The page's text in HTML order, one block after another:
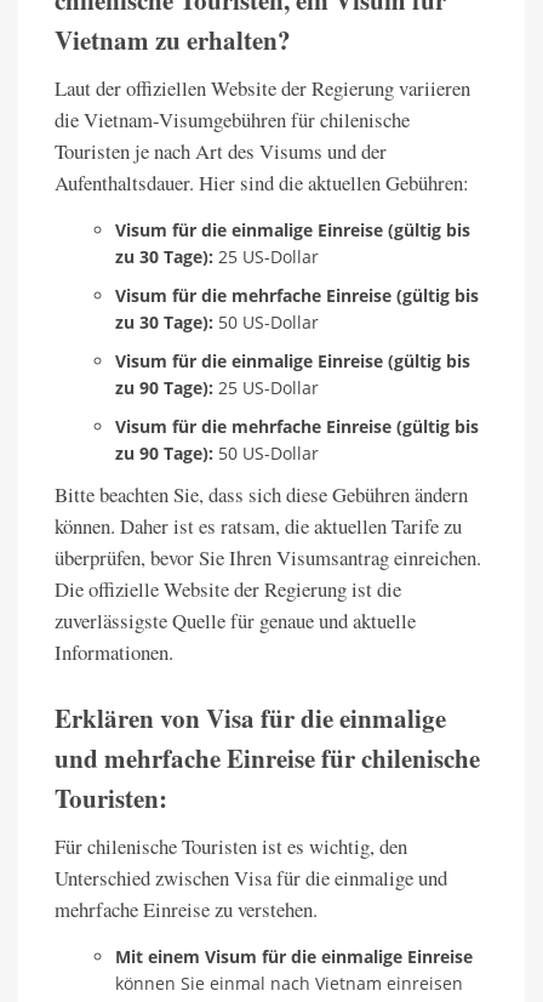
Vietnam zu erhalten?
Laut der offiziellen Website der Regierung variieren
die Vietnam-Visumgebühren für chilenische
Touristen je nach Art des Visums und der
Aufenthaltsdauer. Hier sind die aktuellen Gebühren:
Visum für die einmalige Einreise (gültig bis
zu 30 Tage): 25 US-Dollar
Visum für die mehrfache Einreise (gültig bis
zu 30 Tage): 50 US-Dollar
Visum für die einmalige Einreise (gültig bis
zu 90 Tage): 25 US-Dollar
Visum für die mehrfache Einreise (gültig bis
zu 90 Tage): 50 US-Dollar
Bitte beachten Sie, dass sich diese Gebühren ändern
können. Daher ist es ratsam, die aktuellen Tarife zu
überprüfen, bevor Sie Ihren Visumsantrag einreichen.
Die offizielle Website der Regierung ist die
zuverlässigste Quelle für genaue und aktuelle
Informationen.
Erklären von Visa für die einmalige
und mehrfache Einreise für chilenische
Touristen:
Für chilenische Touristen ist es wichtig, den
Unterschied zwischen Visa für die einmalige und
mehrfache Einreise zu verstehen.
Mit einem Visum für die einmalige Einreise
können Sie einmal nach Vietnam einreisen